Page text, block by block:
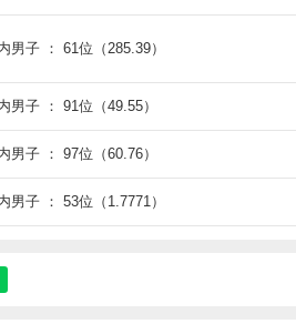
男子 ： 61位（285.39）
男子 ： 91位（49.55）
男子 ： 97位（60.76）
男子 ： 53位（1.7771）